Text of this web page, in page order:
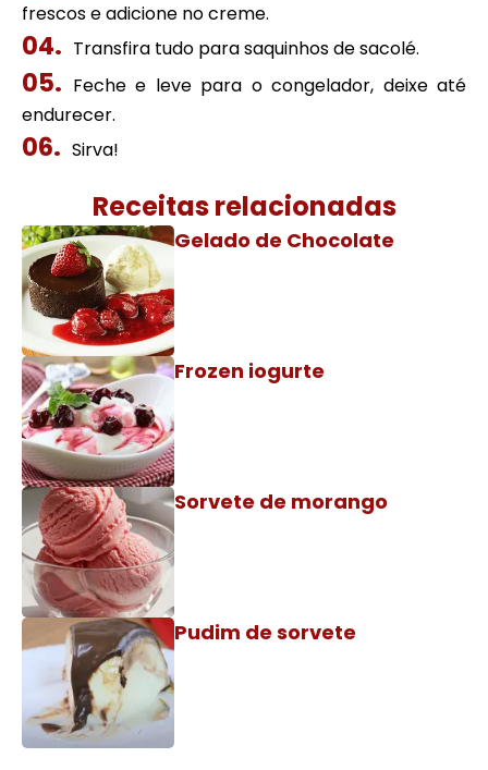
frescos e adicione no creme.
Transfira tudo para saquinhos de sacolé.
Feche e leve para o congelador, deixe até
endurecer.
Sirva!
Receitas relacionadas
Gelado de Chocolate
Frozen iogurte
Sorvete de morango
Pudim de sorvete